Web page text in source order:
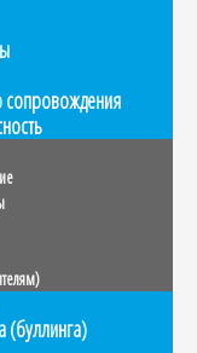
сопровождения
(буллинга)